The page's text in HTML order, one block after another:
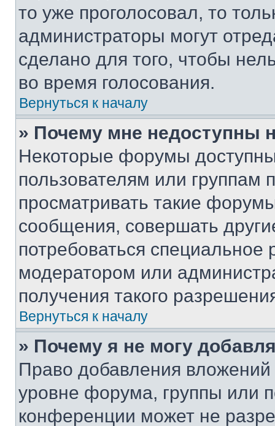
то уже проголосовал, то
администраторы могут
сделано для того, чтобы
во время голосования.
Вернуться к началу
» Почему мне недоступны
Некоторые форумы
пользователям или группам
просматривать такие
сообщения, совершать
потребоваться
модератором или
получения такого
Вернуться к началу
» Почему я не могу
Право добавления
уровне форума, группы или
конференции может не